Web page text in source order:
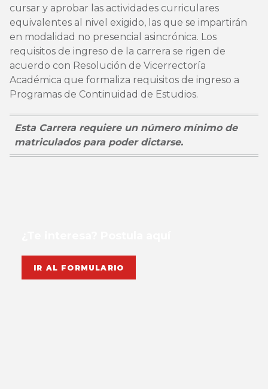
cursar y aprobar las actividades curriculares
equivalentes al nivel exigido, las que se impartirán
en modalidad no presencial asincrónica. Los
requisitos de ingreso de la carrera se rigen de
acuerdo con Resolución de Vicerrectoría
Académica que formaliza requisitos de ingreso a
Programas de Continuidad de Estudios.
Esta Carrera requiere un número mínimo de
matriculados para poder dictarse.
IR AL FORMULARIO